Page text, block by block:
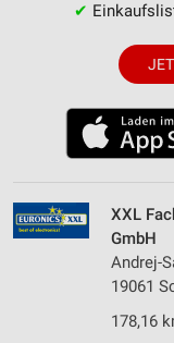
✔
XXL
GmbH
Andrej-
19061
178,16